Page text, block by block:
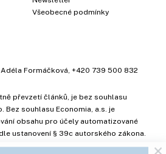
Všeobecné podmínky
Adéla Formáčková, +420 739 500 832
převzetí článků, je bez souhlasu
Bez souhlasu Economia, a.s. je
obsahu pro účely automatizované
ustanovení § 39c autorského zákona.